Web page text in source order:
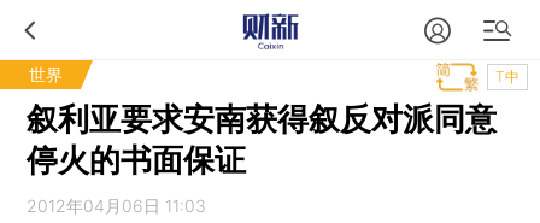
世界 T中
叙利亚要求安南获得叙反对派同意
停火的书面保证
2012年04月06日 11:03